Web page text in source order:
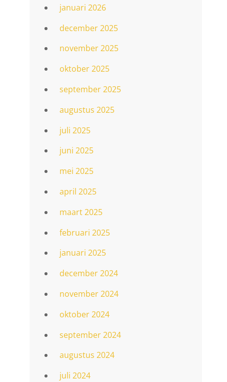
januari 2026
december 2025
november 2025
oktober 2025
september 2025
augustus 2025
juli 2025
juni 2025
mei 2025
april 2025
maart 2025
februari 2025
januari 2025
december 2024
november 2024
oktober 2024
september 2024
augustus 2024
juli 2024